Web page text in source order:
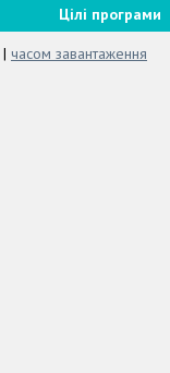
Цілі програми
| часом завантаження